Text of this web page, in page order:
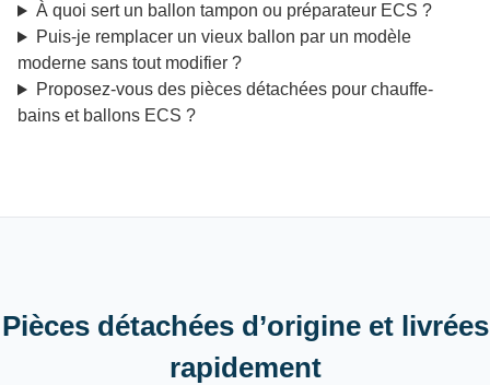
À quoi sert un ballon tampon ou préparateur ECS ?
Puis-je remplacer un vieux ballon par un modèle
moderne sans tout modifier ?
Proposez-vous des pièces détachées pour chauffe-
bains et ballons ECS ?
Pièces détachées d’origine et livrées
rapidement